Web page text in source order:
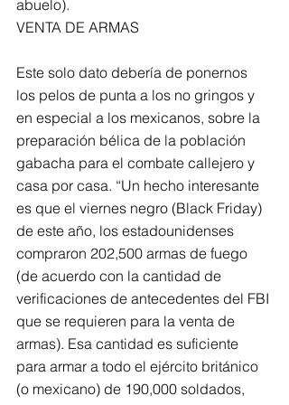
abuelo).
VENTA DE ARMAS
Este solo dato debería de ponernos
los pelos de punta a los no gringos y
en especial a los mexicanos, sobre la
preparación bélica de la población
gabacha para el combate callejero y
casa por casa. “Un hecho interesante
es que el viernes negro (Black Friday)
de este año, los estadounidenses
compraron 202,500 armas de fuego
(de acuerdo con la cantidad de
verificaciones de antecedentes del FBI
que se requieren para la venta de
armas). Esa cantidad es suficiente
para armar a todo el ejército británico
(o mexicano) de 190,000 soldados,